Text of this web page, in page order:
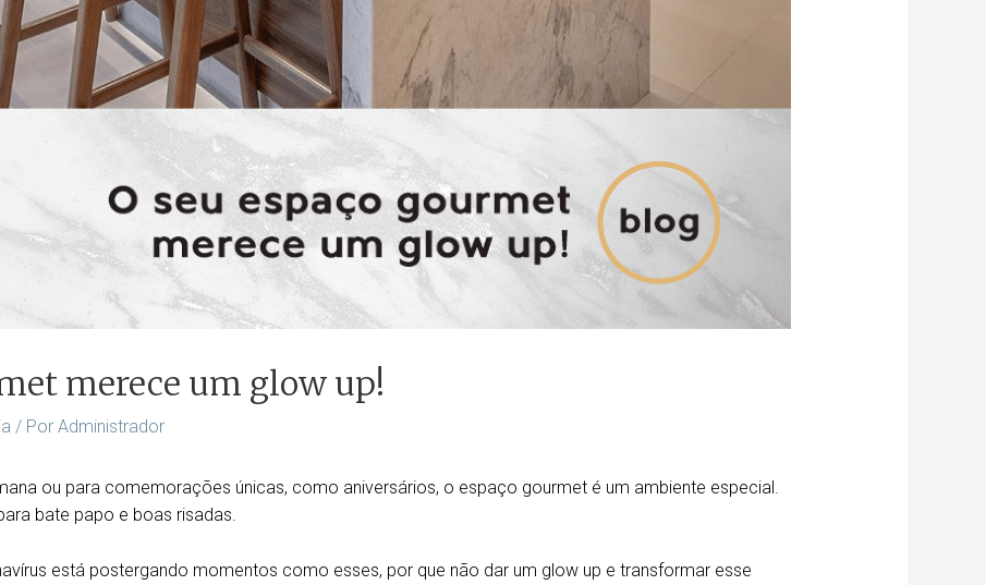
merece um glow up!
/ Por Administrador
ou para comemorações únicas, como aniversários, o espaço gourmet é um ambiente especial.
bate papo e boas risadas.
está postergando momentos como esses, por que não dar um glow up e transformar esse